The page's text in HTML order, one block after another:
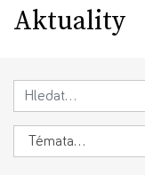
Aktuality